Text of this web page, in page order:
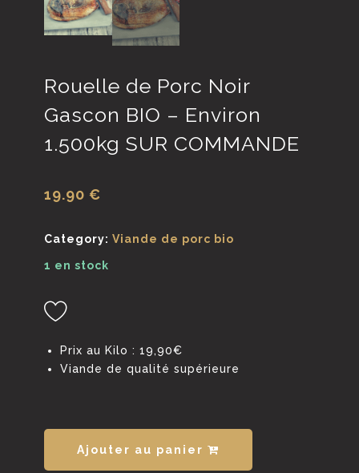
Rouelle de Porc Noir
Gascon BIO – Environ
1.500kg SUR COMMANDE
19.90€
Category:Viande de porc bio
1 en stock
Prix au Kilo : 19,90€
Viande de qualité supérieure
Ajouter au panier